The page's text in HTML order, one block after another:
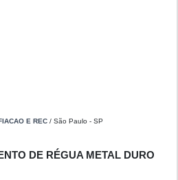
E REC / São Paulo - SP
DE RÉGUA METAL DURO